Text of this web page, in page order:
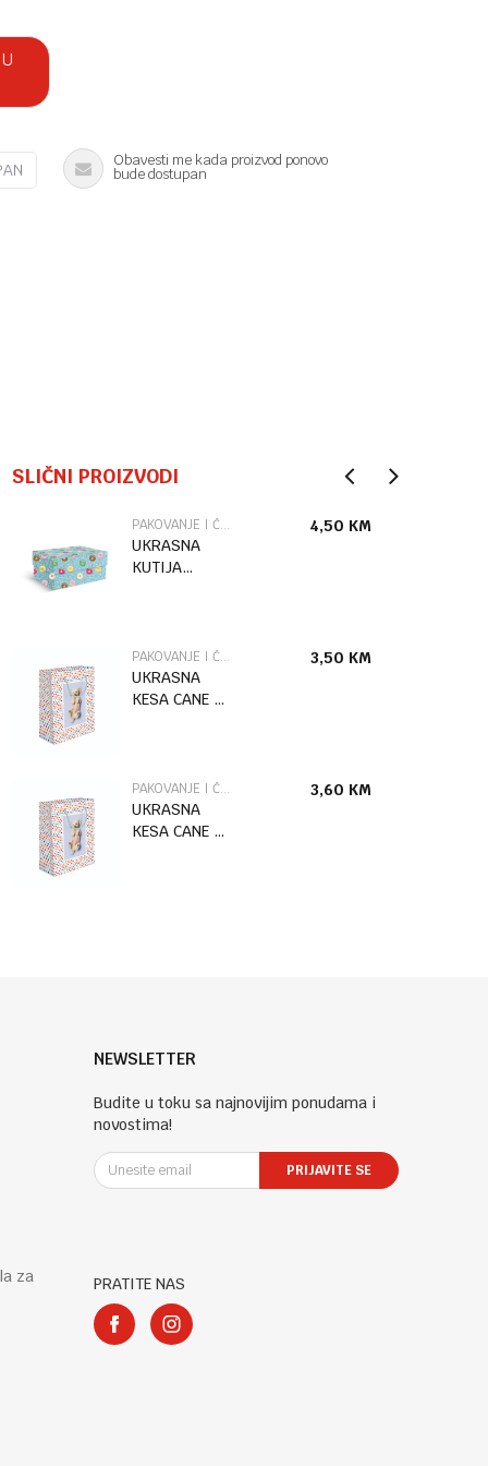
Obavesti me kada proizvod ponovo
bude dostupan
SLIČNI PROIZVODI
PAKOVANJE I ČESTITKE
UKRASNA
KUTIJA
4,50 KM
PAKOVANJE I ČESTITKE
UKRASNA
KESA CANE L
3,50 KM
PAKOVANJE I ČESTITKE
UKRASNA
KESA CANE XL
3,60 KM
za
NEWSLETTER
Budite u toku sa najnovijim ponudama i
novostima!
PRIJAVITE SE
PRATITE NAS